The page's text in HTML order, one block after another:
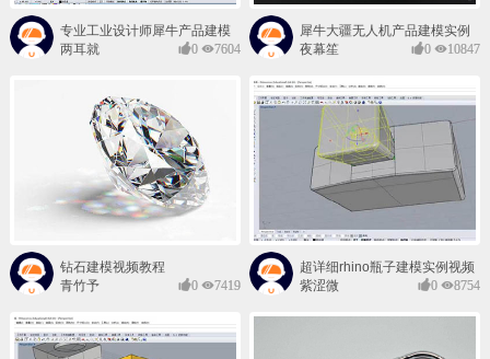
专业工业设计师犀牛产品建模
视频教程讲解
两耳就
0 7604
犀牛大疆无人机产品建模实例
教程
夜幕笙
0 10847
钻石建模视频教程
青竹予
0 7419
超详细rhino瓶子建模实例视频
教程
紫涩微
0 8754